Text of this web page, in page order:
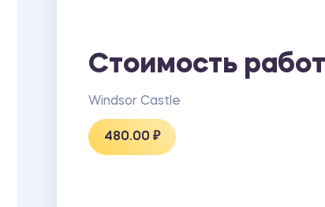
Стоимость
Windsor Castle
480.00 ₽